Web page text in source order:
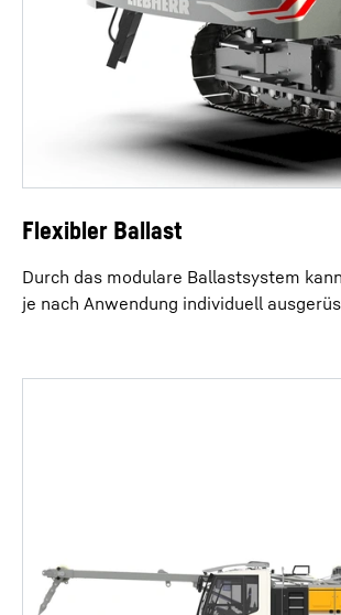
Flexibler Ballast
Durch das modulare Ballastsystem
je nach Anwendung individuell